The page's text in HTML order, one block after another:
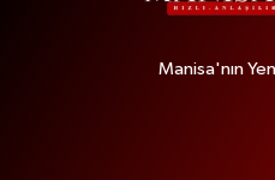
Manisa'nın